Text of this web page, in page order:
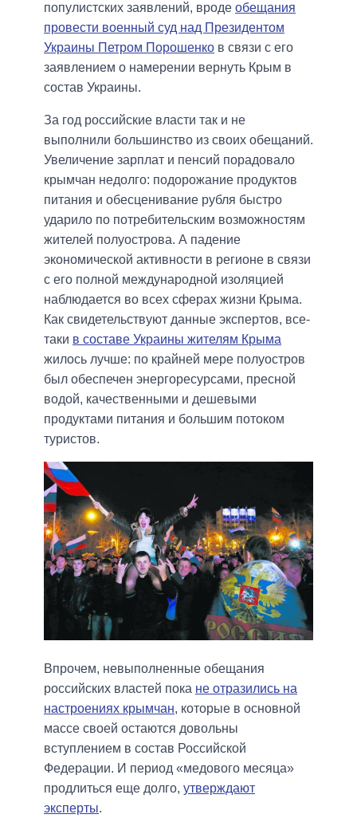
популистских заявлений, вроде обещания
провести военный суд над Президентом
Украины Петром Порошенко в связи с его
заявлением о намерении вернуть Крым в
состав Украины.
За год российские власти так и не
выполнили большинство из своих обещаний.
Увеличение зарплат и пенсий порадовало
крымчан недолго: подорожание продуктов
питания и обесценивание рубля быстро
ударило по потребительским возможностям
жителей полуострова. А падение
экономической активности в регионе в связи
с его полной международной изоляцией
наблюдается во всех сферах жизни Крыма.
Как свидетельствуют данные экспертов, все-
таки в составе Украины жителям Крыма
жилось лучше: по крайней мере полуостров
был обеспечен энергоресурсами, пресной
водой, качественными и дешевыми
продуктами питания и большим потоком
туристов.
Впрочем, невыполненные обещания
российских властей пока не отразились на
настроениях крымчан, которые в основной
массе своей остаются довольны
вступлением в состав Российской
Федерации. И период «медового месяца»
продлиться еще долго, утверждают
эксперты.